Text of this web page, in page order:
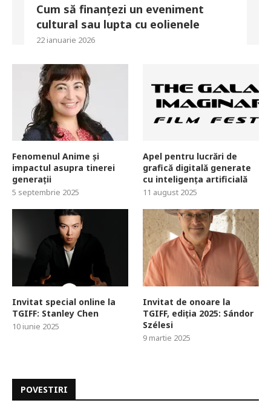
Cum să finanțezi un eveniment
cultural sau lupta cu eolienele
22 ianuarie 2026
Fenomenul Anime și
impactul asupra tinerei
generații
5 septembrie 2025
Apel pentru lucrări de
grafică digitală generate
cu inteligența artificială
11 august 2025
Invitat special online la
TGIFF: Stanley Chen
10 iunie 2025
Invitat de onoare la
TGIFF, ediția 2025: Sándor
Szélesi
9 martie 2025
POVESTIRI